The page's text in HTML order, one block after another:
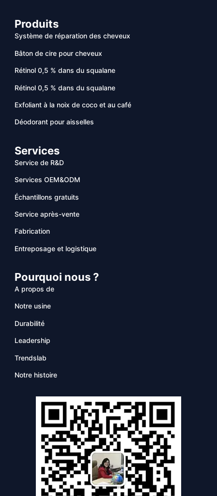
Produits
Système de réparation des cheveux
Bâton de cire pour cheveux
Rétinol 0,5 % dans du squalane
Rétinol 0,5 % dans du squalane
Exfoliant à la noix de coco et au café
Déodorant pour aisselles
Services
Service de R&D
Services OEM&ODM
Échantillons gratuits
Service après-vente
Fabrication
Entreposage et logistique
Pourquoi nous ?
A propos de
Notre usine
Durabilité
Leadership
Trendslab
Notre histoire